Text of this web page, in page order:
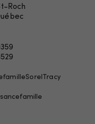
Roch
comportement
lorsque vous
site, vous
augmentez les
voir du
contenu et